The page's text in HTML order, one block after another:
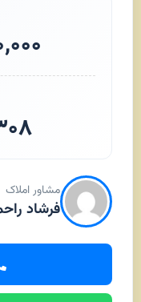
مشاور املاک
فرشاد